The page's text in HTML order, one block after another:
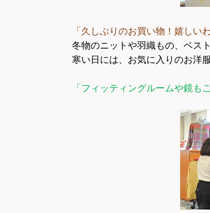
「久しぶりのお買い物！嬉しい
冬物のニットや羽織もの、ベスト
寒い日には、お気に入りのお洋
「フィッティングルームや鏡も